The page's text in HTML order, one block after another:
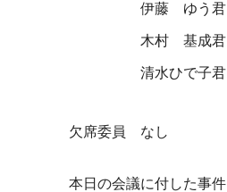
伊藤 ゆう君
木村 基成君
清水ひで子君
欠席委員 なし
本日の会議に付した事件